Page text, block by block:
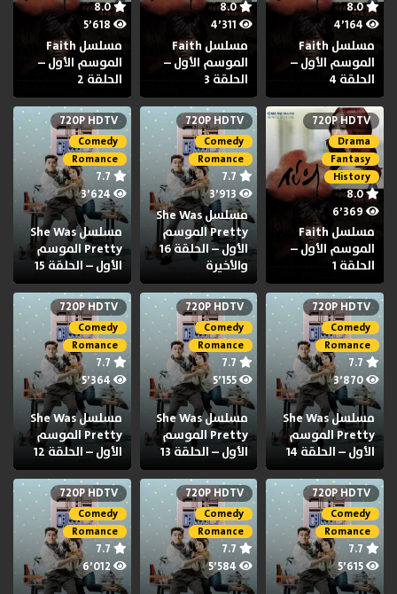
8.0
مسلسل Faith
الموسم الأول –
الحلقة 4
8.0
4٬311
مسلسل Faith
الموسم الأول –
الحلقة 3
8.0
مسلسل Faith
الموسم الأول –
الحلقة 2
720P HDTV
Drama
Fantasy
History
8.0
مسلسل Faith
الموسم الأول –
الحلقة 1
720P HDTV
Comedy
Romance
7.7
3٬913
مسلسل She Was
Pretty الموسم
الأول – الحلقة 16
والأخيرة
720P HDTV
Comedy
Romance
7.7
3٬624
مسلسل She Was
Pretty الموسم
الأول – الحلقة 15
720P HDTV
Comedy
Romance
7.7
3٬870
مسلسل She Was
Pretty الموسم
الأول – الحلقة 14
720P HDTV
Comedy
Romance
7.7
5٬155
مسلسل She Was
Pretty الموسم
الأول – الحلقة 13
720P HDTV
Comedy
Romance
7.7
5٬364
مسلسل She Was
Pretty الموسم
الأول – الحلقة 12
720P HDTV
Comedy
Romance
7.7
5٬615
720P HDTV
Comedy
Romance
7.7
5٬584
720P HDTV
Comedy
Romance
7.7
6٬012